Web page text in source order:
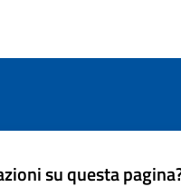
su questa